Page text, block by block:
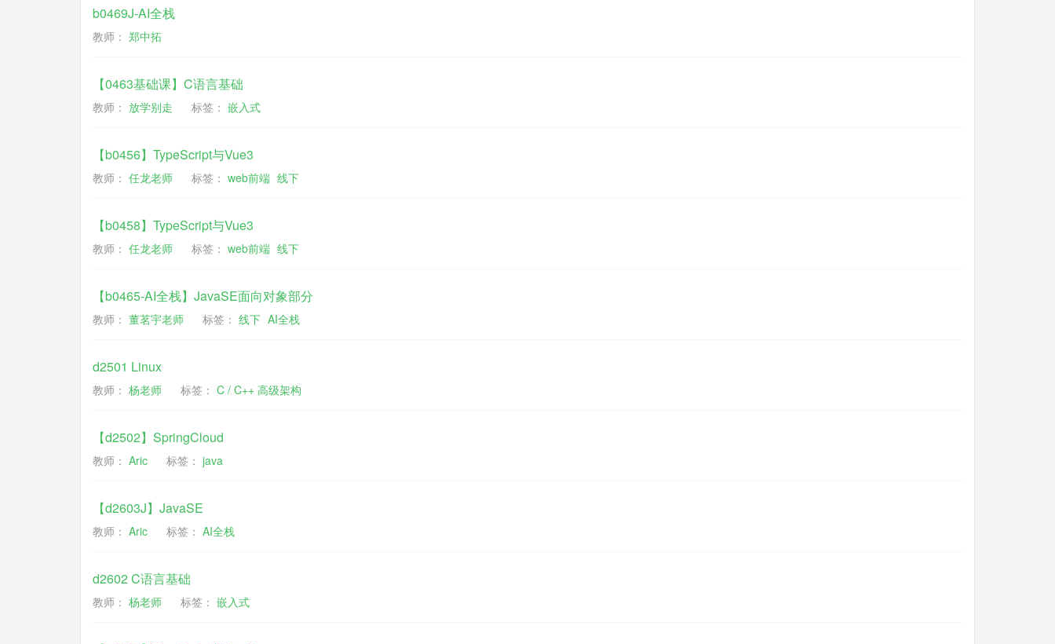
b0469J-AI全栈
教师： 郑中拓
【0463基础课】C语言基础
教师： 放学别走 标签： 嵌入式
【b0456】TypeScript与Vue3
教师： 任龙老师 标签： web前端 线下
【b0458】TypeScript与Vue3
教师： 任龙老师 标签： web前端 线下
【b0465-AI全栈】JavaSE面向对象部分
教师： 董茗宇老师 标签： 线下 AI全栈
d2501 Linux
教师： 杨老师 标签： C / C++ 高级架构
【d2502】SpringCloud
教师： Aric 标签： java
【d2603J】JavaSE
教师： Aric 标签： AI全栈
d2602 C语言基础
教师： 杨老师 标签： 嵌入式